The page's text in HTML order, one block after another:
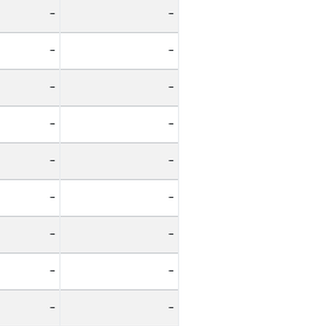
-
-
-
-
-
-
-
-
-
-
-
-
-
-
-
-
-
-